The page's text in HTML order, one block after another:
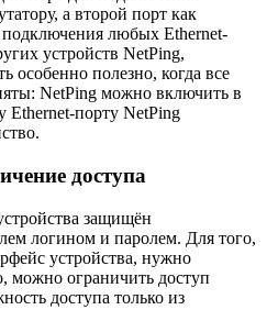
а второй порт как
любых Ethernet-
устройств NetPing,
особенно полезно, когда все
NetPing можно включить в
Ethernet-порту NetPing
доступа
защищён
логином и паролем. Для того,
устройства, нужно
можно ограничить доступ
доступа только из